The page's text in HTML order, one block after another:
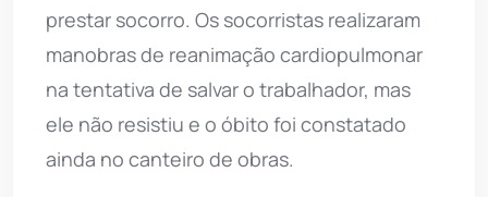
prestar socorro. Os socorristas realizaram
manobras de reanimação cardiopulmonar
na tentativa de salvar o trabalhador, mas
ele não resistiu e o óbito foi constatado
ainda no canteiro de obras.